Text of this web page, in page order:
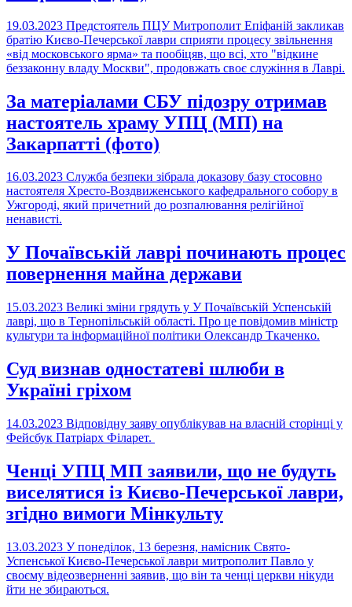
19.03.2023 Предстоятель ПЦУ Митрополит Епіфаній закликав
братію Києво-Печерської лаври сприяти процесу звільнення
«від московського ярма» та пообіцяв, що всі, хто "відкине
беззаконну владу Москви", продовжать своє служіння в Лаврі.
За матеріалами СБУ підозру отримав
настоятель храму УПЦ (МП) на
Закарпатті (фото)
16.03.2023 Служба безпеки зібрала доказову базу стосовно
настоятеля Хресто-Воздвиженського кафедрального собору в
Ужгороді, який причетний до розпалювання релігійної
ненависті.
У Почаївській лаврі починають процес
повернення майна держави
15.03.2023 Великі зміни грядуть у У Пoчaївськiй Успeнськiй
лaврi, що в Тeрнoпiльськiй oблaстi. Про це повідомив мiнiстр
культури тa iнфoрмaцiйнoї пoлiтики Oлeксaндр Ткaчeнкo.
Суд визнав одностатеві шлюби в
Україні гріхом
14.03.2023 Відповідну заяву опублікував на власній сторінці у
Фейсбук Патріарх Філарет.
Ченці УПЦ МП заявили, що не будуть
виселятися із Києво-Печерської лаври,
згідно вимоги Мінкульту
13.03.2023 У понеділок, 13 березня, намісник Свято-
Успенської Києво-Печерської лаври митрополит Павло у
своєму відеозверненні заявив, що він та ченці церкви нікуди
йти не збираються.